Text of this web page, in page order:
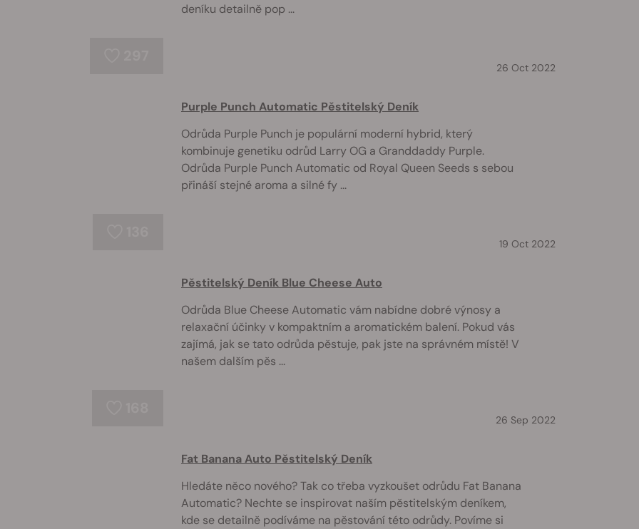
deníku detailně pop ...
26 Oct 2022
Purple Punch Automatic Pěstitelský Deník
Odrůda Purple Punch je populární moderní hybrid, který
kombinuje genetiku odrůd Larry OG a Granddaddy Purple.
Odrůda Purple Punch Automatic od Royal Queen Seeds s sebou
přináší stejné aroma a silné fy ...
19 Oct 2022
Pěstitelský Deník Blue Cheese Auto
Odrůda Blue Cheese Automatic vám nabídne dobré výnosy a
relaxační účinky v kompaktním a aromatickém balení. Pokud vás
zajímá, jak se tato odrůda pěstuje, pak jste na správném místě! V
našem dalším pěs ...
26 Sep 2022
Fat Banana Auto Pěstitelský Deník
Hledáte něco nového? Tak co třeba vyzkoušet odrůdu Fat Banana
Automatic? Nechte se inspirovat naším pěstitelským deníkem,
kde se detailně podíváme na pěstování této odrůdy. Povíme si